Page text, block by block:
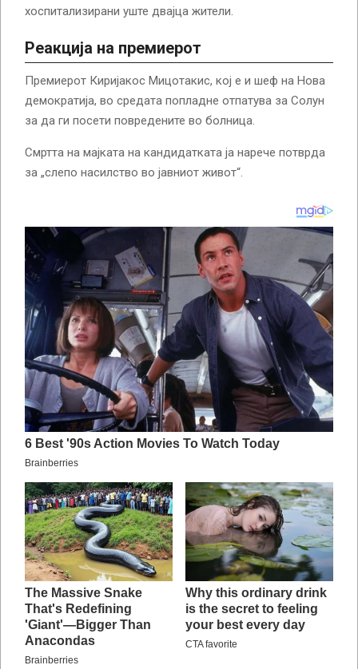
хоспитализирани уште двајца жители.
Реакција на премиерот
Премиерот Киријакос Мицотакис, кој е и шеф на Нова
демократија, во средата попладне отпатува за Солун
за да ги посети повредените во болница.
Смртта на мајката на кандидатката ја нарече потврда
за „слепо насилство во јавниот живот“.